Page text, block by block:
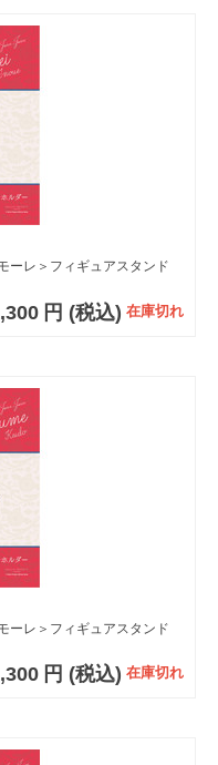
ーレ＞フィギュアスタンド
円 (税込) 在庫切れ
ーレ＞フィギュアスタンド
円 (税込) 在庫切れ